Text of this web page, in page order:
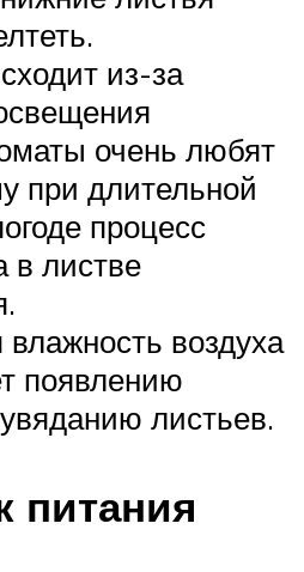
из-за
очень любят
при длительной
процесс
в листве
воздуха
появлению
листьев.
питания